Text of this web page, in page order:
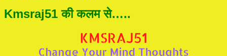
Kmsraj51 की कलम से…..